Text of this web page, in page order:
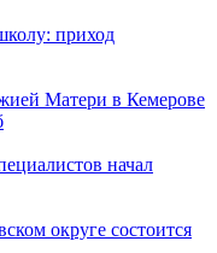
приход
Матери в Кемерове
начал
округе состоится